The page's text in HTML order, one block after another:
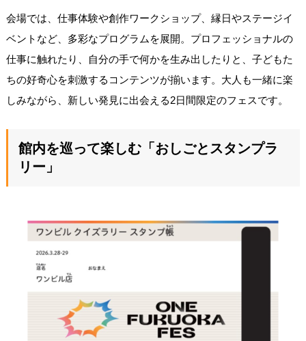
会場では、仕事体験や創作ワークショップ、縁日やステージイ
ベントなど、多彩なプログラムを展開。プロフェッショナルの
仕事に触れたり、自分の手で何かを生み出したりと、子どもた
ちの好奇心を刺激するコンテンツが揃います。大人も一緒に楽
しみながら、新しい発見に出会える2日間限定のフェスです。
館内を巡って楽しむ「おしごとスタンプラ
リー」